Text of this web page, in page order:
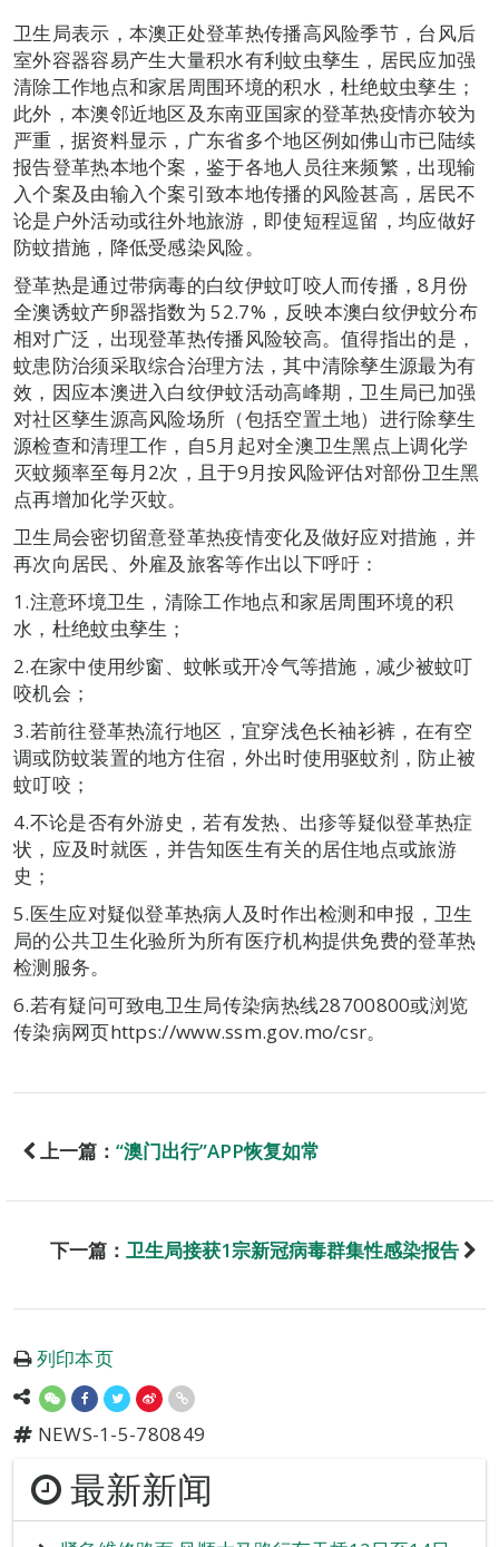
卫生局表示，本澳正处登革热传播高风险季节，台风后
室外容器容易产生大量积水有利蚊虫孳生，居民应加强
清除工作地点和家居周围环境的积水，杜绝蚊虫孳生；
此外，本澳邻近地区及东南亚国家的登革热疫情亦较为
严重，据资料显示，广东省多个地区例如佛山市已陆续
报告登革热本地个案，鉴于各地人员往来频繁，出现输
入个案及由输入个案引致本地传播的风险甚高，居民不
论是户外活动或往外地旅游，即使短程逗留，均应做好
防蚊措施，降低受感染风险。
登革热是通过带病毒的白纹伊蚊叮咬人而传播，8月份
全澳诱蚊产卵器指数为 52.7%，反映本澳白纹伊蚊分布
相对广泛，出现登革热传播风险较高。值得指出的是，
蚊患防治须采取综合治理方法，其中清除孳生源最为有
效，因应本澳进入白纹伊蚊活动高峰期，卫生局已加强
对社区孳生源高风险场所（包括空置土地）进行除孳生
源检查和清理工作，自5月起对全澳卫生黑点上调化学
灭蚊频率至每月2次，且于9月按风险评估对部份卫生黑
点再增加化学灭蚊。
卫生局会密切留意登革热疫情变化及做好应对措施，并
再次向居民、外雇及旅客等作出以下呼吁：
1.注意环境卫生，清除工作地点和家居周围环境的积
水，杜绝蚊虫孳生；
2.在家中使用纱窗、蚊帐或开冷气等措施，减少被蚊叮
咬机会；
3.若前往登革热流行地区，宜穿浅色长袖衫裤，在有空
调或防蚊装置的地方住宿，外出时使用驱蚊剂，防止被
蚊叮咬；
4.不论是否有外游史，若有发热、出疹等疑似登革热症
状，应及时就医，并告知医生有关的居住地点或旅游
史；
5.医生应对疑似登革热病人及时作出检测和申报，卫生
局的公共卫生化验所为所有医疗机构提供免费的登革热
检测服务。
6.若有疑问可致电卫生局传染病热线28700800或浏览
传染病网页https://www.ssm.gov.mo/csr。
上一篇： “澳门出行”APP恢复如常
下一篇： 卫生局接获1宗新冠病毒群集性感染报告
列印本页
NEWS-1-5-780849
最新新闻